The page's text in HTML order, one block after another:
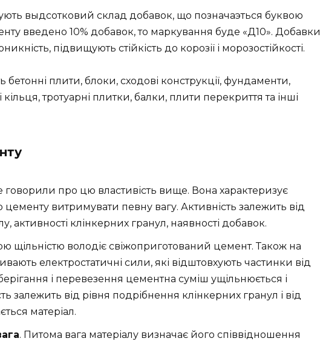
выдсотковий склад добавок, що позначаэться буквою
введено 10% добавок, то маркування буде «Д10». Добавки
підвищують стійкість до корозії і морозостійкості.
плити, блоки, сходові конструкції, фундаменти,
кільця, тротуарні плитки, балки, плити перекриття та інші
про цю властивість вище. Вона характеризує
цементу витримувати певну вагу. Активність залежить від
активності клінкерних гранул, наявності добавок.
щільністю володіє свіжоприготований цемент. Також на
електростатичні сили, які відштовхують частинки від
і перевезення цементна суміш ущільнюється і
залежить від рівня подрібнення клінкерних гранул і від
матеріал.
. Питома вага матеріалу визначає його співвідношення